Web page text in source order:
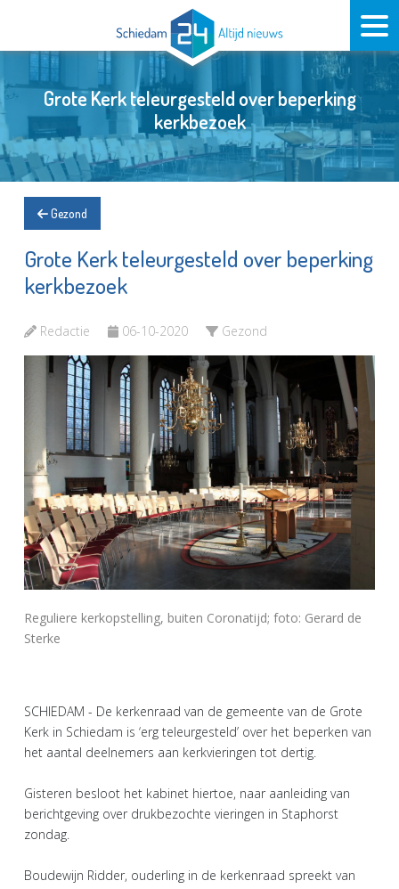
Grote Kerk teleurgesteld over beperking
kerkbezoek
Gezond
Grote Kerk teleurgesteld over beperking
kerkbezoek
Redactie 06-10-2020 Gezond
Reguliere kerkopstelling, buiten Coronatijd; foto: Gerard de
Sterke
SCHIEDAM - De kerkenraad van de gemeente van de Grote
Kerk in Schiedam is ‘erg teleurgesteld’ over het beperken van
het aantal deelnemers aan kerkvieringen tot dertig.
Gisteren besloot het kabinet hiertoe, naar aanleiding van
berichtgeving over drukbezochte vieringen in Staphorst
zondag.
Boudewijn Ridder, ouderling in de kerkenraad spreekt van